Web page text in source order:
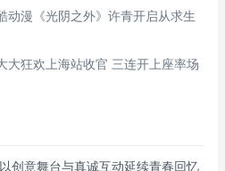
动漫《光阴之外》许青开启从求生
大狂欢上海站收官 三连开上座率场
创意舞台与真诚互动延续青春回忆